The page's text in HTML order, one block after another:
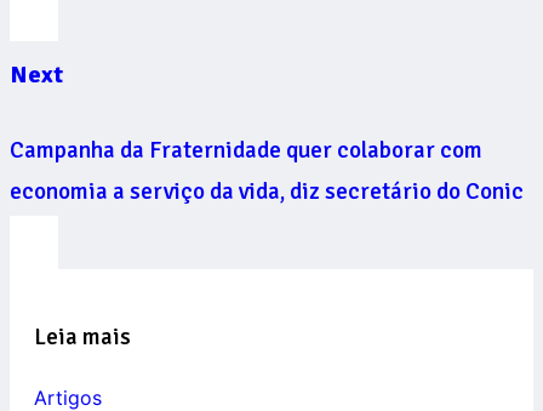
Next
Campanha da Fraternidade quer colaborar com
economia a serviço da vida, diz secretário do Conic
Leia mais
Artigos